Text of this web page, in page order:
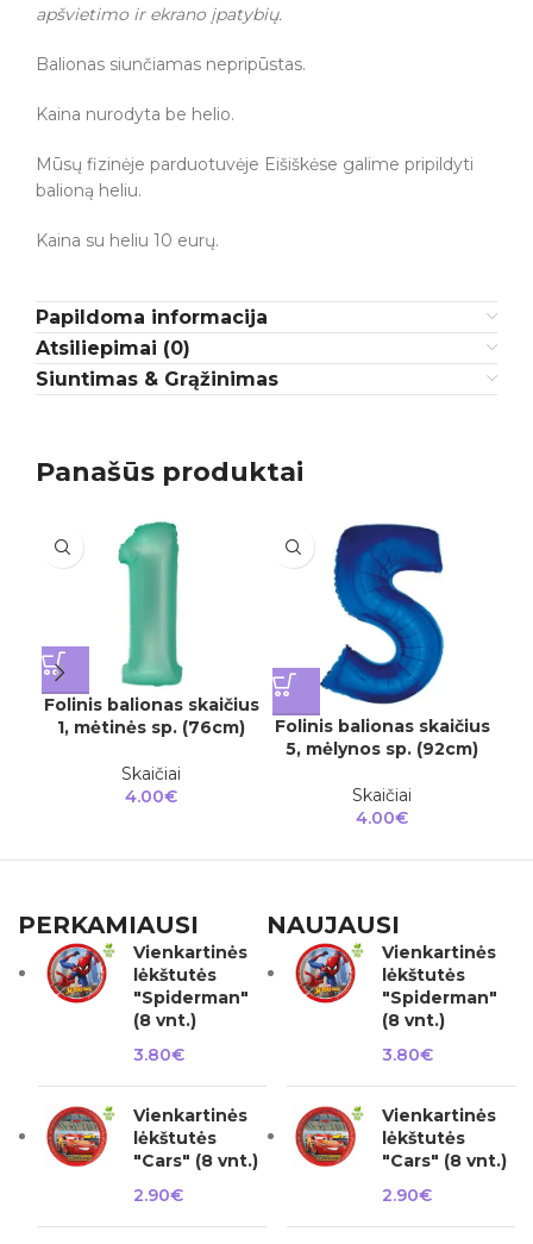
apšvietimo ir ekrano įpatybių.
Balionas siunčiamas nepripūstas.
Kaina nurodyta be helio.
Mūsų fizinėje parduotuvėje Eišiškėse galime pripildyti
balioną heliu.
Kaina su heliu 10 eurų.
Papildoma informacija
Atsiliepimai (0)
Siuntimas & Grąžinimas
Panašūs produktai
Folinis balionas skaičius
1, mėtinės sp. (76cm)
Skaičiai
4.00€
Folinis balionas skaičius
5, mėlynos sp. (92cm)
Skaičiai
4.00€
PERKAMIAUSI
Vienkartinės
lėkštutės
"Spiderman"
(8 vnt.)
3.80€
Vienkartinės
lėkštutės
"Cars" (8 vnt.)
2.90€
NAUJAUSI
Vienkartinės
lėkštutės
"Spiderman"
(8 vnt.)
3.80€
Vienkartinės
lėkštutės
"Cars" (8 vnt.)
2.90€